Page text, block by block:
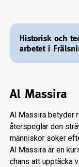
Historisk och
arbetet i
Al Massira
Al Massira betyder
återspeglar den
människor söker
Al Massira är en
chans att upptäcka